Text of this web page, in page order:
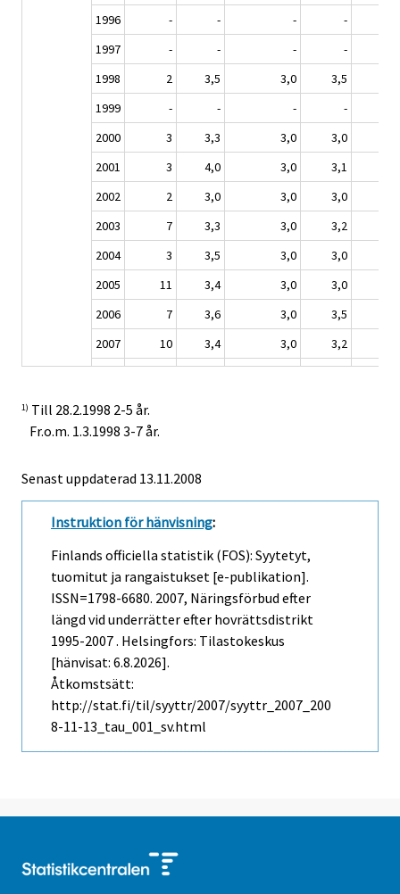
1996
- - -
-
1997
- - -
-
1998
2 3,5 3,0
3,5
1999
- - -
-
2000
3 3,3 3,0
3,0
2001
3 4,0 3,0
3,1
2002
2 3,0 3,0
3,0
2003
7 3,3 3,0
3,2
2004
3 3,5 3,0
3,0
2005
11 3,4 3,0
3,0
2006
7 3,6 3,0
3,5
2007
10 3,4 3,0 3,2
1) Till 28.2.1998 2-5 år.
Fr.o.m. 1.3.1998 3-7 år.
Senast uppdaterad 13.11.2008
Instruktion för hänvisning:
Finlands officiella statistik (FOS): Syytetyt,
tuomitut ja rangaistukset [e-publikation].
ISSN=1798-6680. 2007, Näringsförbud efter
längd vid underrätter efter hovrättsdistrikt
1995-2007 . Helsingfors: Tilastokeskus
[hänvisat: 6.8.2026].
Åtkomstsätt:
http://stat.fi/til/syyttr/2007/syyttr_2007_200
8-11-13_tau_001_sv.html